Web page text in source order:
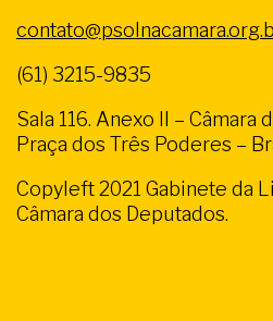
(61) 3215-9835
Sala 116. Anexo II – Câmara
Praça dos Três Poderes –
Copyleft 2021 Gabinete da
Câmara dos Deputados.